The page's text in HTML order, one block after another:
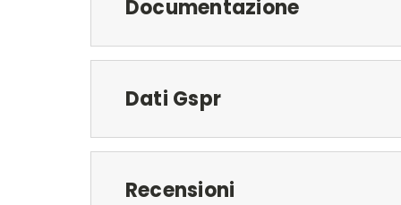
Documentazione
Dati Gspr
Recensioni